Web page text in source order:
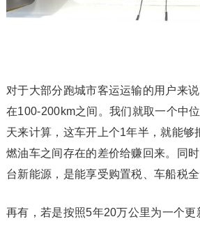
对于大部分跑城市客运运输的用户来
在100-200km之间。我们就取一个中
天来计算，这车开上个1年半，就能够
燃油车之间存在的差价给赚回来。同
台新能源，是能享受购置税、车船税全
再有，若是按照5年20万公里为一个